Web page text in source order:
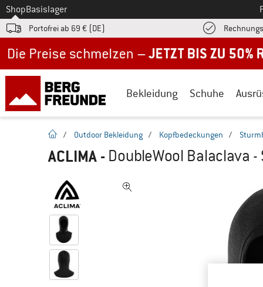
Zum
ShopBasislager
Portofrei ab 69 € (DE)
Bekleidung Schuhe
Startseite
/ Outdoor Bekleidung / Kopfbedeckungen /
ACLIMA - DoubleWool Balaclava